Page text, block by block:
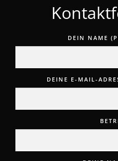
DEIN NAME
DEINE E-MAIL-